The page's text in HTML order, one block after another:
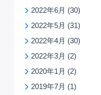
2022年6月 (30)
2022年5月 (31)
2022年4月 (30)
2022年3月 (2)
2020年1月 (2)
2019年7月 (1)